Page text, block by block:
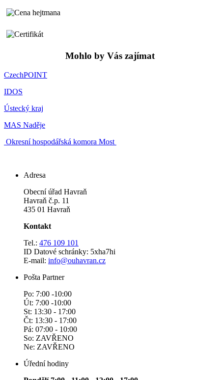
Mohlo by Vás zajímat
CzechPOINT
IDOS
Ústecký kraj
MAS Naděje
Okresní hospodářská komora Most
Adresa
Obecní úřad Havraň
Havraň č.p. 11
435 01 Havraň
Kontakt
Tel.: 476 109 101
ID Datové schránky: 5xha7hi
E-mail: info@ouhavran.cz
Pošta Partner
Po: 7:00 -10:00
Út: 7:00 -10:00
St: 13:30 - 17:00
Čt: 13:30 - 17:00
Pá: 07:00 - 10:00
So: ZAVŘENO
Ne: ZAVŘENO
Úřední hodiny